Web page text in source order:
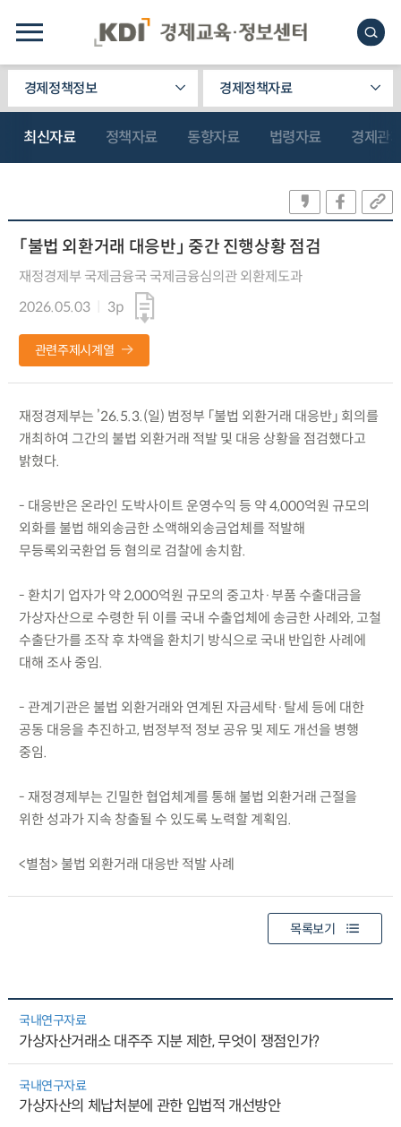
경제정책정보 경제정책자료
최신자료 정책자료 동향자료 법령자료 경제관
「불법 외환거래 대응반」 중간 진행상황 점검
재정경제부 국제금융국 국제금융심의관 외환제도과
2026.05.03
3p
관련주제시계열
재정경제부는 ’26.5.3.(일) 범정부 「불법 외환거래 대응반」 회의를
개최하여 그간의 불법 외환거래 적발 및 대응 상황을 점검했다고
밝혔다.
- 대응반은 온라인 도박사이트 운영수익 등 약 4,000억원 규모의
외화를 불법 해외송금한 소액해외송금업체를 적발해
무등록외국환업 등 혐의로 검찰에 송치함.
- 환치기 업자가 약 2,000억원 규모의 중고차·부품 수출대금을
가상자산으로 수령한 뒤 이를 국내 수출업체에 송금한 사례와, 고철
수출단가를 조작 후 차액을 환치기 방식으로 국내 반입한 사례에
대해 조사 중임.
- 관계기관은 불법 외환거래와 연계된 자금세탁·탈세 등에 대한
공동 대응을 추진하고, 범정부적 정보 공유 및 제도 개선을 병행
중임.
- 재정경제부는 긴밀한 협업체계를 통해 불법 외환거래 근절을
위한 성과가 지속 창출될 수 있도록 노력할 계획임.
<별첨> 불법 외환거래 대응반 적발 사례
목록보기
국내연구자료
가상자산거래소 대주주 지분 제한, 무엇이 쟁점인가?
국내연구자료
가상자산의 체납처분에 관한 입법적 개선방안